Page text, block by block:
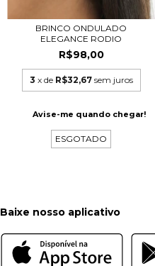
BRINCO ONDULADO
ELEGANCE RODIO
R$98,00
3 x de R$32,67 sem juros
Avise-me quando chegar!
ESGOTADO
Baixe nosso aplicativo